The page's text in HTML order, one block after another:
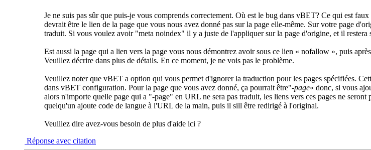
Je ne suis pas sûr que puis-je vous comprends correctement. Où est le bug dans vBET? Ce qui est
devrait être le lien de la page que vous nous avez donné pas sur la page elle-même. Sur votre page
traduit. Si vous voulez avoir "meta noindex" il y a juste de l'appliquer sur la page d'origine, et il restera
Est aussi la page qui a lien vers la page vous nous démontrez avoir sous ce lien « nofallow », puis
Veuillez décrire dans plus de détails. En ce moment, je ne vois pas le problème.
Veuillez noter que vBET a option qui vous permet d'ignorer la traduction pour les pages spécifiées.
dans vBET configuration. Pour la page que vous avez donné, ça pourrait être"-page« donc, si vous
alors n'importe quelle page qui a "-page" en URL ne sera pas traduit, les liens vers ces pages ne
quelqu'un ajoute code de langue à l'URL de la main, puis il sill être redirigé à l'original.
Veuillez dire avez-vous besoin de plus d'aide ici ?
Réponse avec citation